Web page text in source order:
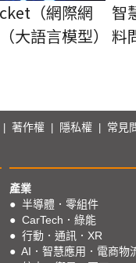
（網際網
大語言模型）
智
料
著作權 隱私權 常見
產業
● 半導體．零組件
● CarTech．綠能
● 行動．通訊．XR
● AI．智慧應用．電商物